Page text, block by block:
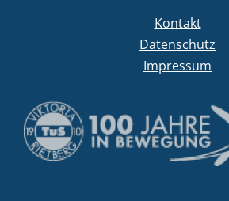
Kontakt
Datenschutz
Impressum